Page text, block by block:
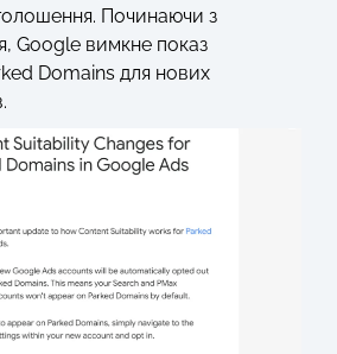
Починаючи з
Google вимкне показ
Domains для нових